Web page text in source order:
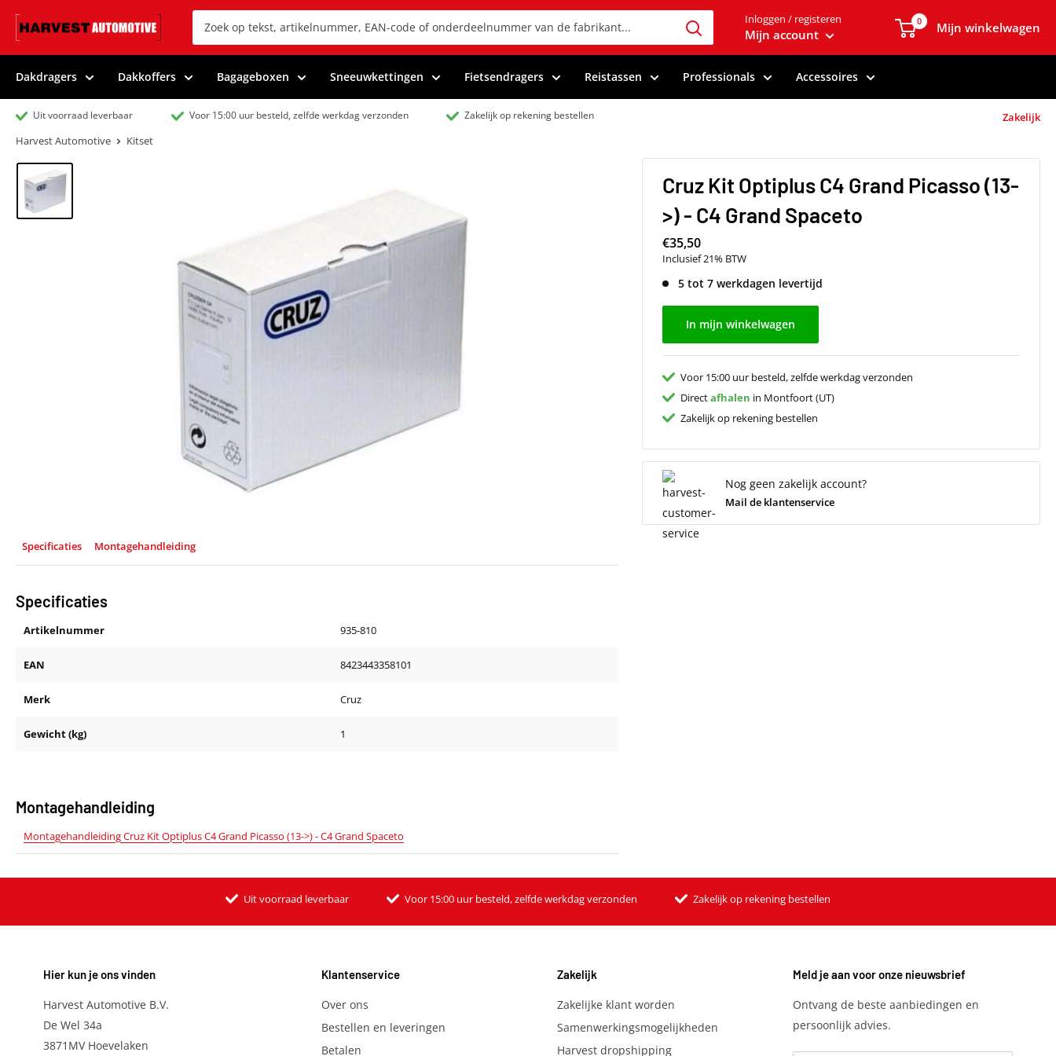
Inloggen / registeren
Mijn account
0 Mijn winkelwagen
Dakdragers Dakkoffers Bagageboxen Sneeuwkettingen Fietsendragers Reistassen Professionals Accessoires
Uit voorraad leverbaar Voor 15:00 uur besteld, zelfde werkdag verzonden Zakelijk op rekening bestellen
Zakelijk
Harvest Automotive
Kitset
Cruz Kit Optiplus C4 Grand Picasso (13-
>) - C4 Grand Spaceto
€35,50
Inclusief 21% BTW
5 tot 7 werkdagen levertijd
In mijn winkelwagen
Voor 15:00 uur besteld, zelfde werkdag verzonden
Directafhalen in Montfoort (UT)
Zakelijk op rekening bestellen
Nog geen zakelijk account?
Mail de klantenservice
Specificaties Montagehandleiding
Specificaties
Artikelnummer 935-810
EAN 8423443358101
Merk Cruz
Gewicht (kg) 1
Montagehandleiding
Montagehandleiding Cruz Kit Optiplus C4 Grand Picasso (13->) - C4 Grand Spaceto
Uit voorraad leverbaar Voor 15:00 uur besteld, zelfde werkdag verzonden Zakelijk op rekening bestellen
Hier kun je ons vinden
Harvest Automotive B.V.
De Wel 34a
3871MV Hoevelaken
Klantenservice
Over ons
Bestellen en leveringen
Betalen
Zakelijk
Zakelijke klant worden
Samenwerkingsmogelijkheden
Harvest dropshipping
Meld je aan voor onze nieuwsbrief
Ontvang de beste aanbiedingen en
persoonlijk advies.